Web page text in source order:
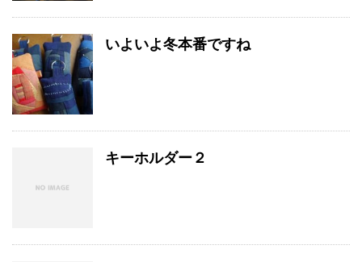
いよいよ冬本番ですね
キーホルダー２